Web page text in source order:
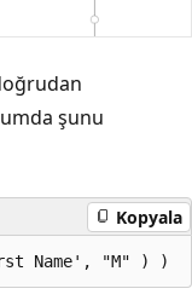
şunu
Kopyala